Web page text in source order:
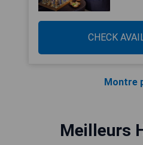
CHECK
Montre
Meilleurs